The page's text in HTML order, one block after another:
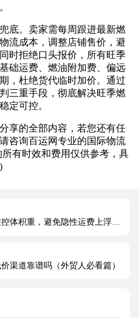
。卖家需每周跟进最新燃
流成本，调整店铺售价，避
时拒绝口头报价，所有旺季
础运费、燃油附加费、偏远
，杜绝货代临时加价。通过
三重手段，彻底解决旺季燃
定可控。
的全部内容，若您还有任
咨询百运网专业的国际物流
有时效和费用仅供参考，具
渠道靠谱吗（外贸人必看篇）